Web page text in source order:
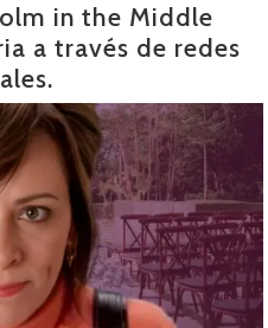
in the Middle
a través de redes